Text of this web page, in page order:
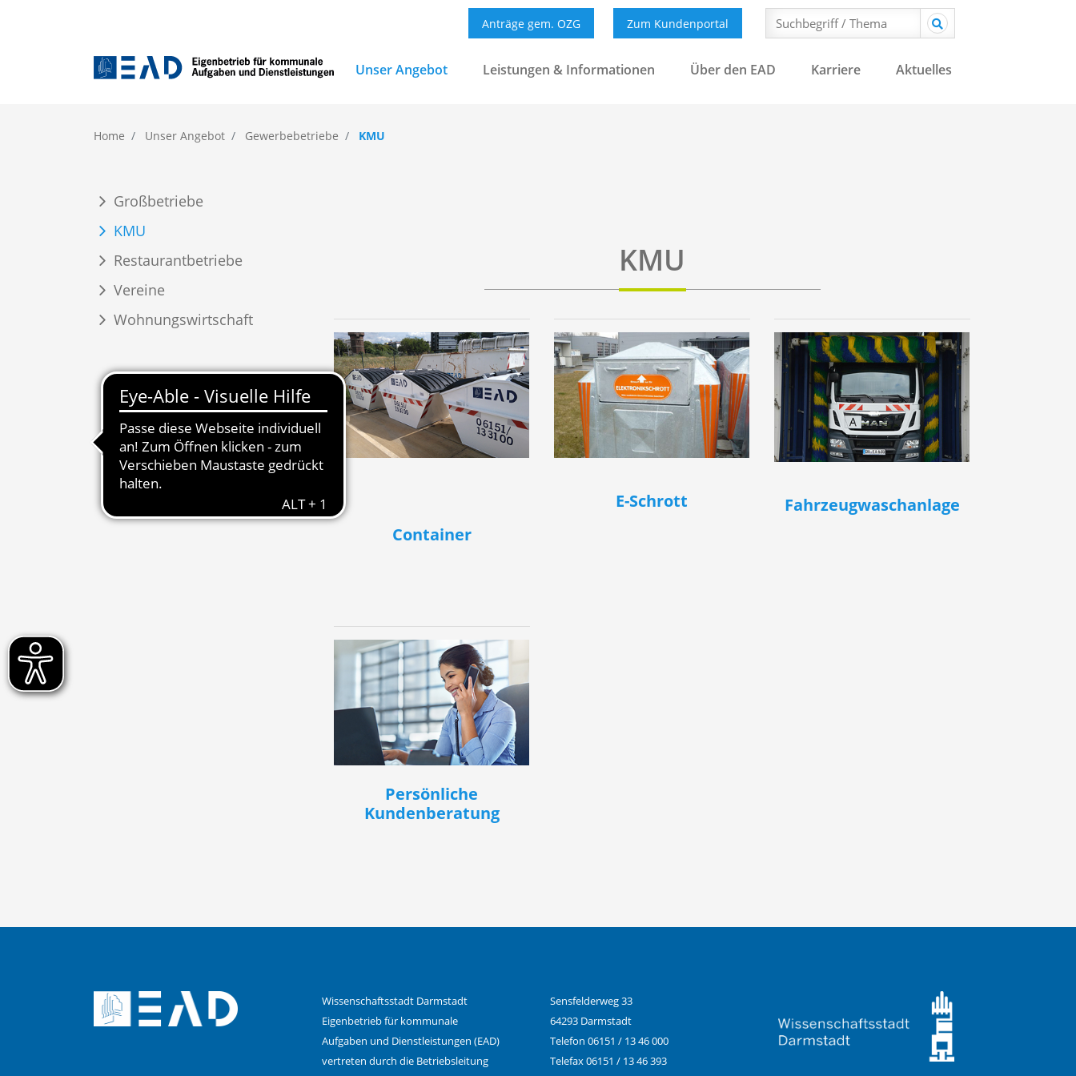
Anträge gem. OZG Zum Kundenportal
Unser Angebot Leistungen & Informationen Über den EAD Karriere Aktuelles
Home Unser Angebot Gewerbebetriebe KMU
Großbetriebe
KMU
Restaurantbetriebe
Vereine
Wohnungswirtschaft
KMU
Container
E-Schrott Fahrzeugwaschanlage
Persönliche
Kundenberatung
Wissenschaftsstadt Darmstadt
Eigenbetrieb für kommunale
Aufgaben und Dienstleistungen (EAD)
vertreten durch die Betriebsleitung
Sensfelderweg 33
64293 Darmstadt
Telefon 06151 / 13 46 000
Telefax 06151 / 13 46 393